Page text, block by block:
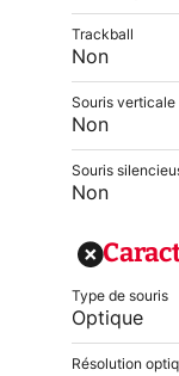
Trackball
Non
Souris verticale
Non
Souris
Non
Type de souris
Optique
Résolution